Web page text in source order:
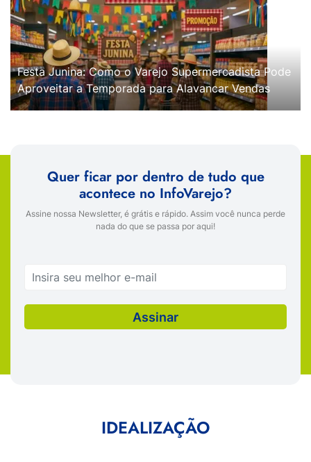
Festa Junina: Como o Varejo Supermercadista Pode
Aproveitar a Temporada para Alavancar Vendas
Quer ficar por dentro de tudo que
acontece no InfoVarejo?
Assine nossa Newsletter, é grátis e rápido. Assim você nunca perde
nada do que se passa por aqui!
IDEALIZAÇÃO